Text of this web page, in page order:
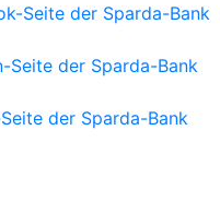
Seite der Sparda-Bank
Seite der Sparda-Bank
der Sparda-Bank